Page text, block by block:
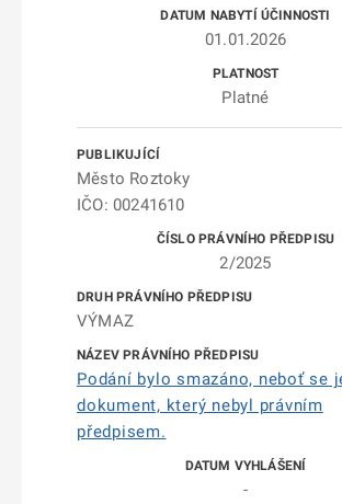
01.01.2026
Platné
Město Roztoky
IČO: 00241610
2/2025
VÝMAZ
Podání bylo smazáno, neboť se
dokument, který nebyl právním
předpisem.
-